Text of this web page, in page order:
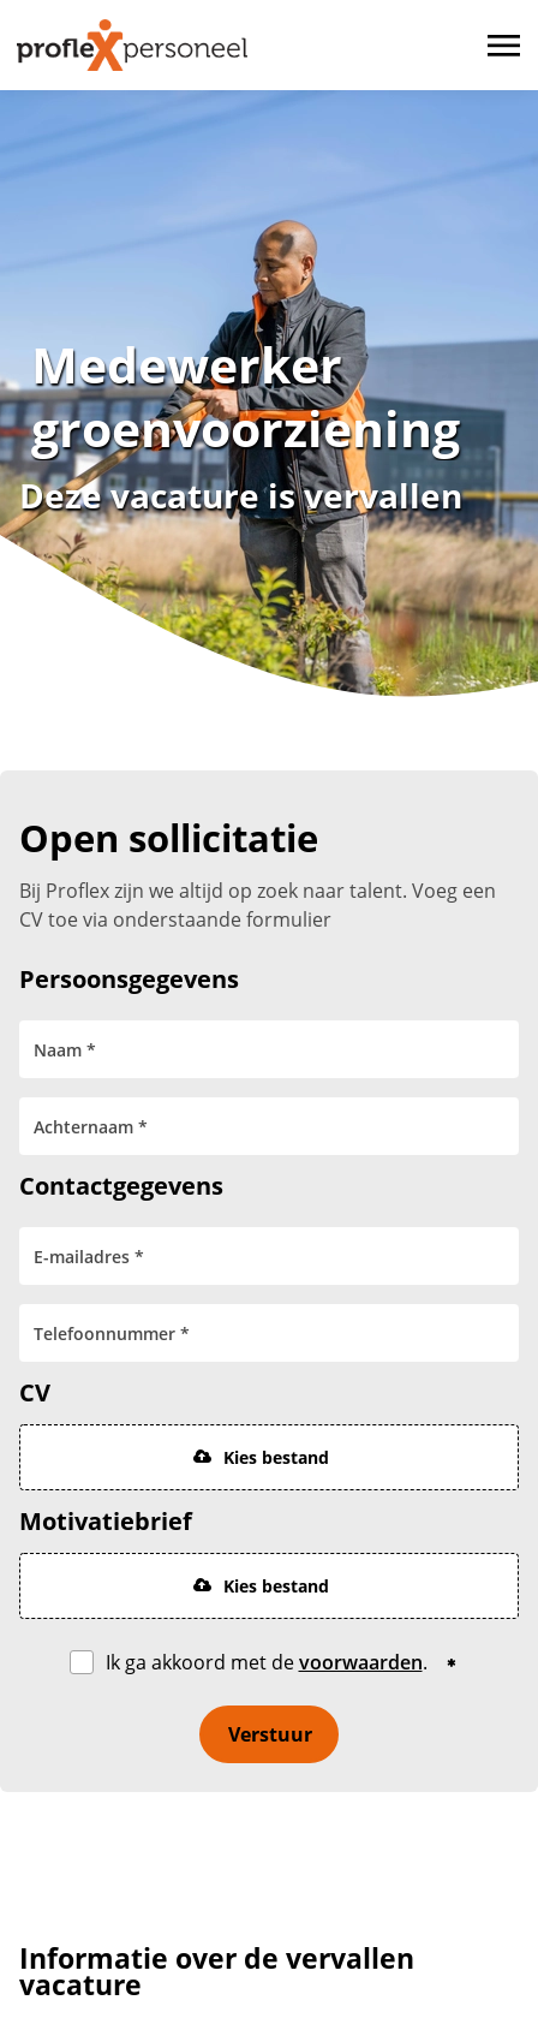
Medewerker
groenvoorziening
Deze vacature is vervallen
Open sollicitatie
Bij Proflex zijn we altijd op zoek naar talent. Voeg een
CV toe via onderstaande formulier
Persoonsgegevens
Contactgegevens
CV
Kies bestand
Motivatiebrief
Kies bestand
Ik ga akkoord met devoorwaarden.
Verstuur
Informatie over de vervallen
vacature